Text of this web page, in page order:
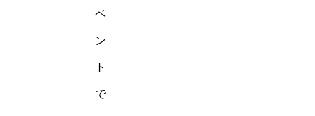
ベ
ン
ト
で